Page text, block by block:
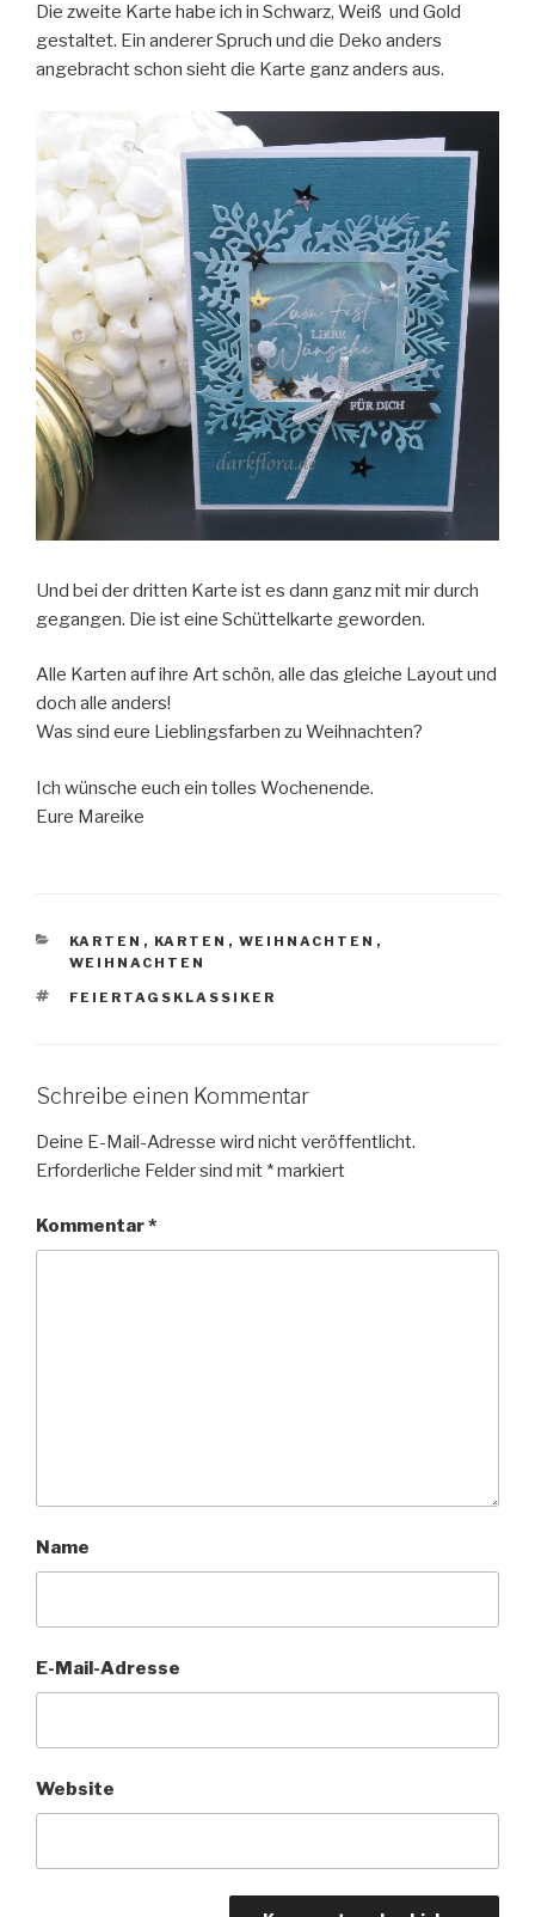
Die zweite Karte habe ich in Schwarz, Weiß und Gold
gestaltet. Ein anderer Spruch und die Deko anders
angebracht schon sieht die Karte ganz anders aus.
Und bei der dritten Karte ist es dann ganz mit mir durch
gegangen. Die ist eine Schüttelkarte geworden.
Alle Karten auf ihre Art schön, alle das gleiche Layout und
doch alle anders!
Was sind eure Lieblingsfarben zu Weihnachten?
Ich wünsche euch ein tolles Wochenende.
Eure Mareike
KATEGORIEN
KARTEN , KARTEN , WEIHNACHTEN ,
WEIHNACHTEN
SCHLAGWÖRTER
FEIERTAGSKLASSIKER
Schreibe einen Kommentar
Deine E-Mail-Adresse wird nicht veröffentlicht.
Erforderliche Felder sind mit *markiert
Kommentar*
Name
E-Mail-Adresse
Website